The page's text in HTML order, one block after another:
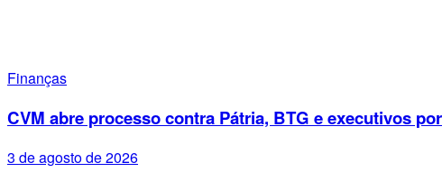
Finanças
CVM abre processo contra Pátria, BTG e executivos
3 de agosto de 2026